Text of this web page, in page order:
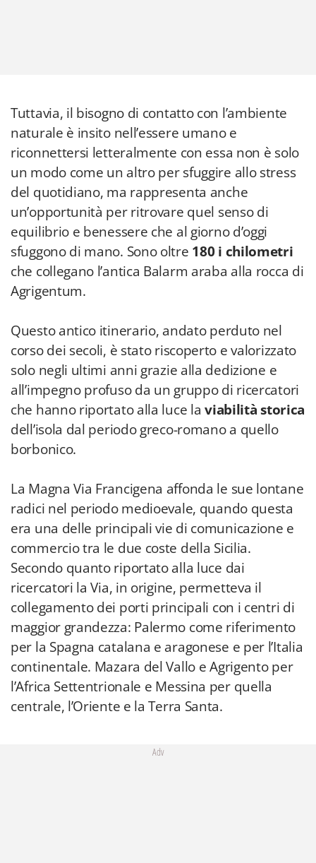
Tuttavia, il bisogno di contatto con l’ambiente
naturale è insito nell’essere umano e
riconnettersi letteralmente con essa non è solo
un modo come un altro per sfuggire allo stress
del quotidiano, ma rappresenta anche
un’opportunità per ritrovare quel senso di
equilibrio e benessere che al giorno d’oggi
sfuggono di mano. Sono oltre 180 i chilometri
che collegano l’antica Balarm araba alla rocca di
Agrigentum.
Questo antico itinerario, andato perduto nel
corso dei secoli, è stato riscoperto e valorizzato
solo negli ultimi anni grazie alla dedizione e
all’impegno profuso da un gruppo di ricercatori
che hanno riportato alla luce la viabilità storica
dell’isola dal periodo greco-romano a quello
borbonico.
La Magna Via Francigena affonda le sue lontane
radici nel periodo medioevale, quando questa
era una delle principali vie di comunicazione e
commercio tra le due coste della Sicilia.
Secondo quanto riportato alla luce dai
ricercatori la Via, in origine, permetteva il
collegamento dei porti principali con i centri di
maggior grandezza: Palermo come riferimento
per la Spagna catalana e aragonese e per l’Italia
continentale. Mazara del Vallo e Agrigento per
l’Africa Settentrionale e Messina per quella
centrale, l’Oriente e la Terra Santa.
Adv